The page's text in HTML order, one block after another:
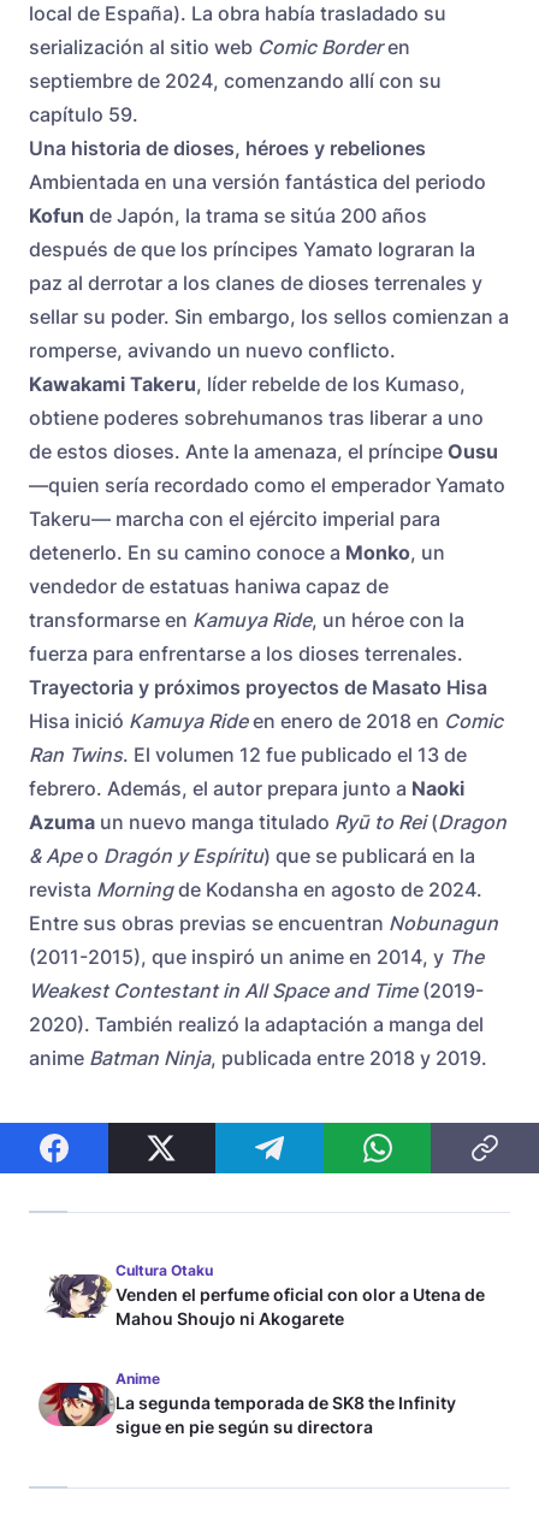
local de España). La obra había trasladado su
serialización al sitio web Comic Borderen
septiembre de 2024, comenzando allí con su
capítulo 59.
Una historia de dioses, héroes y rebeliones
Ambientada en una versión fantástica del periodo
Kofun de Japón, la trama se sitúa 200 años
después de que los príncipes Yamato lograran la
paz al derrotar a los clanes de dioses terrenales y
sellar su poder. Sin embargo, los sellos comienzan a
romperse, avivando un nuevo conflicto.
Kawakami Takeru, líder rebelde de los Kumaso,
obtiene poderes sobrehumanos tras liberar a uno
de estos dioses. Ante la amenaza, el príncipe Ousu
—quien sería recordado como el emperador Yamato
Takeru— marcha con el ejército imperial para
detenerlo. En su camino conoce a Monko, un
vendedor de estatuas haniwa capaz de
transformarse en Kamuya Ride, un héroe con la
fuerza para enfrentarse a los dioses terrenales.
Trayectoria y próximos proyectos de Masato Hisa
Hisa inició Kamuya Rideen enero de 2018 en Comic
Ran Twins. El volumen 12 fue publicado el 13 de
febrero. Además, el autor prepara junto a Naoki
Azuma un nuevo manga titulado Ryū to Rei(Dragon
& Apeo Dragón y Espíritu) que se publicará en la
revista Morningde Kodansha en agosto de 2024.
Entre sus obras previas se encuentran Nobunagun
(2011-2015), que inspiró un anime en 2014, y The
Weakest Contestant in All Space and Time(2019-
2020). También realizó la adaptación a manga del
anime Batman Ninja, publicada entre 2018 y 2019.
Cultura Otaku
Venden el perfume oficial con olor a Utena de
Mahou Shoujo ni Akogarete
Anime
La segunda temporada de SK8 the Infinity
sigue en pie según su directora